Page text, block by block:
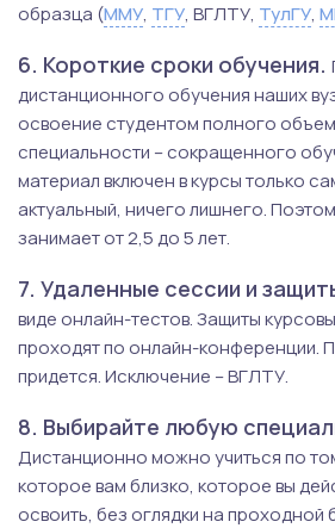
образца (ММУ, ТГУ, ВГЛТУ, ТулГУ,
6. Короткие сроки обучения.
дистанционного обучения наших
освоение студентом полного
специальности – сокращенного
материал включен в курсы только
актуальный, ничего лишнего.
занимает от 2,5 до 5 лет.
7. Удаленные сессии и
виде онлайн-тестов. Защиты
проходят по онлайн-конференции.
придется. Исключение – ВГЛТУ.
8. Выбирайте любую
Дистанционно можно учиться по
которое вам близко, которое вы
освоить, без оглядки на проходной